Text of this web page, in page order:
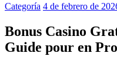
Categoría 4 de febrero de
Bonus Casino
Guide pour en